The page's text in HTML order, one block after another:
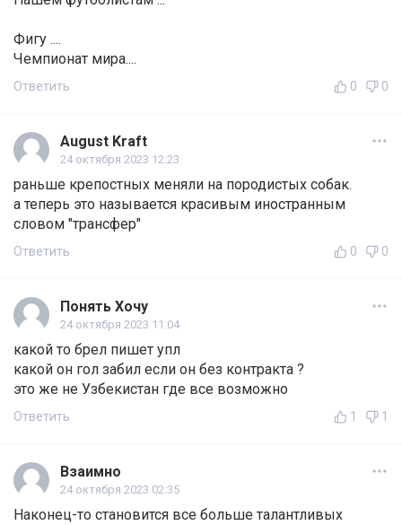
Фигу ....
Чемпионат мира....
Ответить 0 0
August Kraft
24 октября 2023 12:23
раньше крепостных меняли на породистых собак.
а теперь это называется красивым иностранным
словом "трансфер"
Ответить 0 0
Понять Хочу
24 октября 2023 11:04
какой то брел пишет упл
какой он гол забил если он без контракта ?
это же не Узбекистан где все возможно
Ответить 1 1
Взаимно
24 октября 2023 02:35
Наконец-то становится все больше талантливых